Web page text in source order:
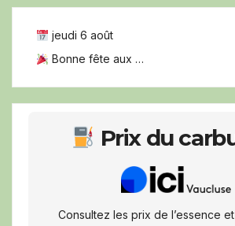
jeudi 6 août
Bonne fête aux …
Prix du
Consultez les prix de l’essence